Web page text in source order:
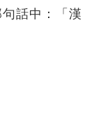
話中：「漢